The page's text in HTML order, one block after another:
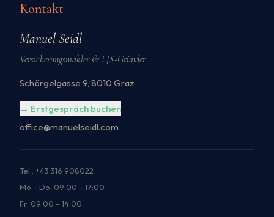
Kontakt
Manuel Seidl
Versicherungsmakler & LJX-Gründer
Schörgelgasse 9, 8010 Graz
→ Erstgespräch buchen
office@manuelseidl.com
Tel.: +43 316 908022
Mo – Do: 09:00 – 17:00
Fr: 09:00 – 14:00